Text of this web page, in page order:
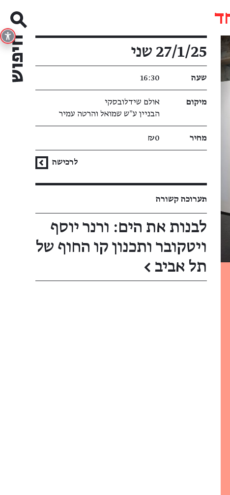
פרטי האירוע
27/1/25 שני
שעה 16:30
מיקום
אולם שידלובסקי
הבניין ע״ש שמואל והרטה עמיר
מחיר ₪0
לרכישה
תערוכה קשורה
לבנות את הים: ורנר יוסף
ויטקובר ותכנון קו החוף של
תל אביב←